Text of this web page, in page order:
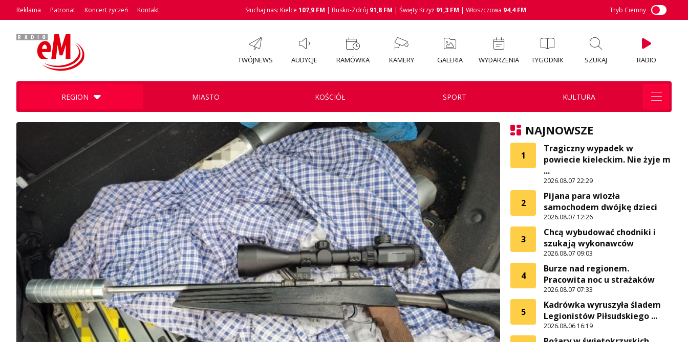
Reklama Patronat Koncert życzeń Kontakt Słuchaj nas: Kielce 107,9 FM | Busko-Zdrój 91,8 FM | Święty Krzyż 91,3 FM | Włoszczowa 94,4 FM Tryb Ciemny
TWÓJNEWS AUDYCJE RAMÓWKA KAMERY GALERIA WYDARZENIA TYGODNIK SZUKAJ RADIO
REGION MIASTO KOŚCIÓŁ SPORT KULTURA
NAJNOWSZE
1
Tragiczny wypadek w
powiecie kieleckim. Nie żyje m
...
2026.08.07 22:29
2
Pijana para wiozła
samochodem dwójkę dzieci
2026.08.07 12:26
3
Chcą wybudować chodniki i
szukają wykonawców
2026.08.07 09:03
4
Burze nad regionem.
Pracowita noc u strażaków
2026.08.07 07:33
5
Kadrówka wyruszyła śladem
Legionistów Piłsudskiego ...
2026.08.06 16:19